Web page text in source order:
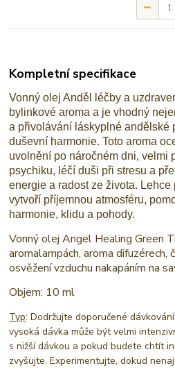
Kompletní specifikace
Vonný olej Anděl léčby a
bylinkové aroma a je vhodný
a přivolávání láskyplné andělské
duševní harmonie. Toto aroma
uvolnění po náročném dni, velmi
psychiku, léčí duši při stresu a
energie a radost ze života.
vytvoří příjemnou atmosféru,
harmonie, klidu a pohody.
Vonný olej Angel Healing Green
aromalampách, aroma difuzérech,
osvěžení vzduchu nakapáním na
Objem: 10 ml
Typ: Dodržujte doporučené
vysoká dávka může být velmi
s nižší dávkou a pokud budete chtít
zvyšujte. Experimentujte, dokud